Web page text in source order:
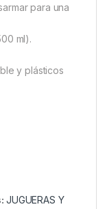
para una
ml).
y plásticos
JUGUERAS Y